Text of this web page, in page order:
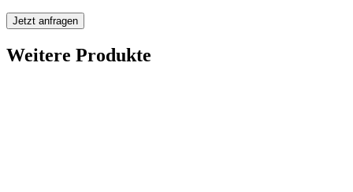
Jetzt anfragen
Weitere Produkte